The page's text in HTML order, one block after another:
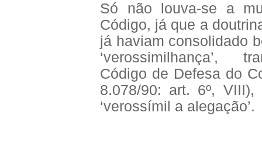
Só não louva-se a
Código, já que a
já haviam consolidado
‘verossimilhança’,
Código de Defesa do
8.078/90: art. 6º,
‘verossímil a alegação’.